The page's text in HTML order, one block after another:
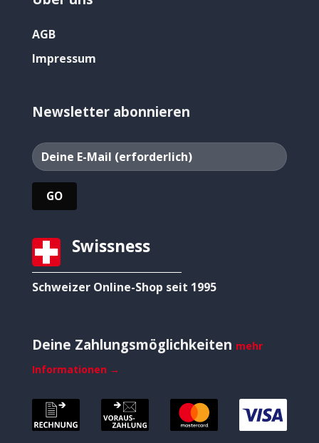
AGB
Impressum
Newsletter abonnieren
Swissness
Schweizer Online-Shop seit 1995
Deine Zahlungsmöglichkeiten mehr
Informationen →